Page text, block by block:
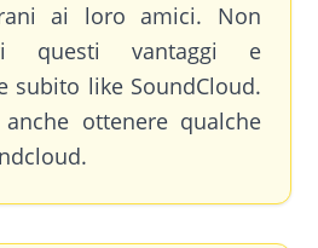
ai loro amici. Non
questi vantaggi e
subito like SoundCloud.
anche ottenere qualche